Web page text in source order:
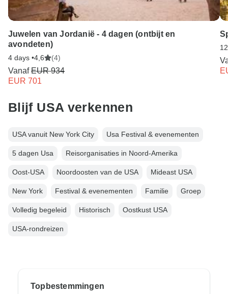
Juwelen van Jordanië - 4 dagen (ontbijt en
avondeten)
4 days •4,6 (4)
VanafEUR 934
EUR 701
Blijf USA verkennen
USA vanuit New York City Usa Festival & evenementen
5 dagen Usa Reisorganisaties in Noord-Amerika
Oost-USA Noordoosten van de USA Mideast USA
New York Festival & evenementen Familie Groep
Volledig begeleid Historisch Oostkust USA
USA-rondreizen
Topbestemmingen